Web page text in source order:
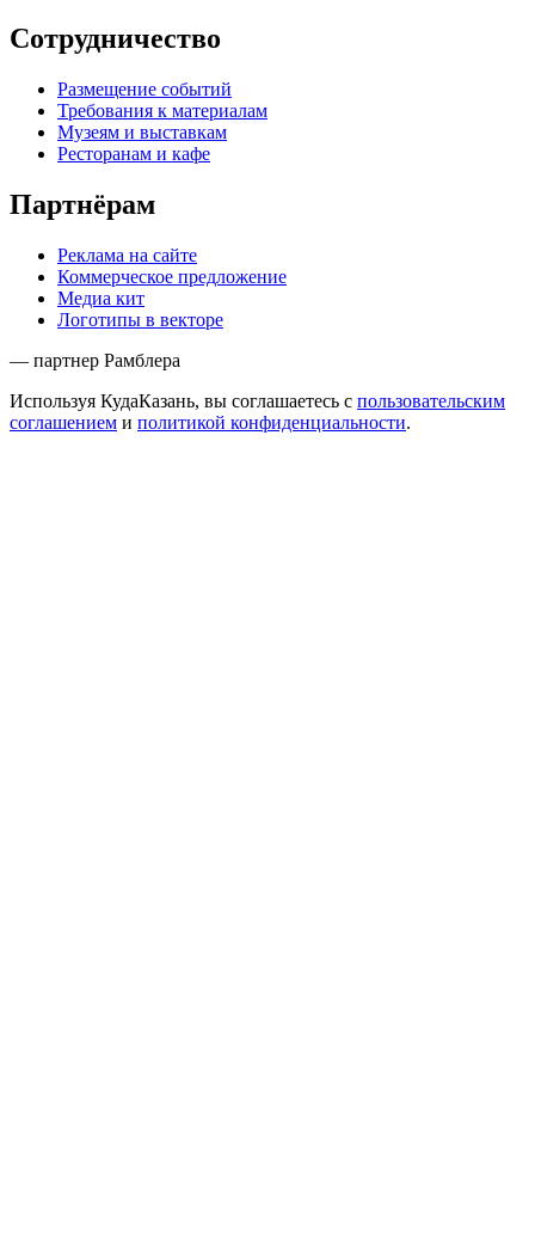
Сотрудничество
Размещение событий
Требования к материалам
Музеям и выставкам
Ресторанам и кафе
Партнёрам
Реклама на сайте
Коммерческое предложение
Медиа кит
Логотипы в векторе
— партнер Рамблера
Используя КудаКазань, вы соглашаетесь с пользовательским
соглашением и политикой конфиденциальности.